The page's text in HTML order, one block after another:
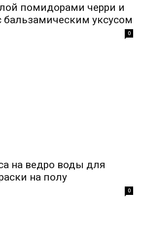
помидорами черри и
бальзамическим уксусом
0
на ведро воды для
на полу
0